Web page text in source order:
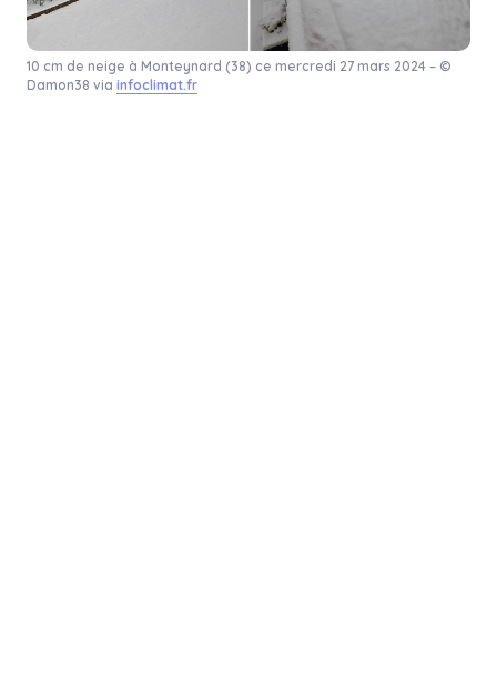
10 cm de neige à Monteynard (38) ce mercredi 27 mars 2024 – ©
Damon38 via infoclimat.fr